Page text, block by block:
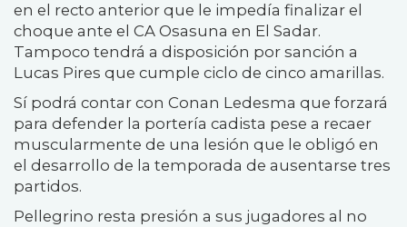
en el recto anterior que le impedía finalizar el
choque ante el CA Osasuna en El Sadar.
Tampoco tendrá a disposición por sanción a
Lucas Pires que cumple ciclo de cinco amarillas.
Sí podrá contar con Conan Ledesma que forzará
para defender la portería cadista pese a recaer
muscularmente de una lesión que le obligó en
el desarrollo de la temporada de ausentarse tres
partidos.
Pellegrino resta presión a sus jugadores al no